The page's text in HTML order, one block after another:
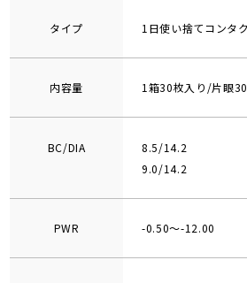
タイプ 1日使い捨てコンタ
内容量 1箱30枚入り/片眼
BC/DIA
8.5/14.2
9.0/14.2
PWR -0.50～-12.00